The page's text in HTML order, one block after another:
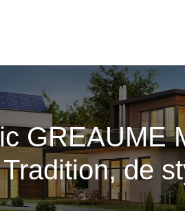
GREAUME
de